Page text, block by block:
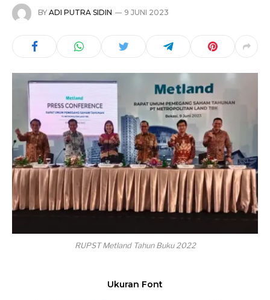
BY ADI PUTRA SIDIN 9 JUNI 2023
RUPST Metland Tahun Buku 2022
Ukuran Font